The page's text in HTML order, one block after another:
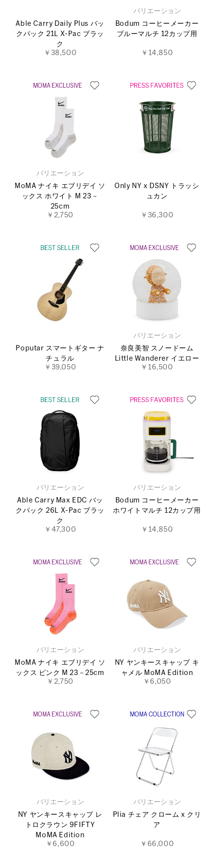
Able Carry Daily Plus バッ
クパック 21L X-Pac ブラッ
ク
￥38,500
バリエーション
Bodum コーヒーメーカー
ブルーマルチ 12カップ用
￥14,850
バリエーション
MoMA ナイキ エブリデイ ソ
ックス ホワイト M 23－
25cm
￥2,750
Only NY x DSNY トラッシ
ュカン
￥36,300
Poputar スマートギター ナ
チュラル
￥39,050
バリエーション
奈良美智 スノードーム
Little Wanderer イエロー
￥16,500
バリエーション
Able Carry Max EDC バッ
クパック 26L X-Pac ブラッ
ク
￥47,300
バリエーション
Bodum コーヒーメーカー
ホワイトマルチ 12カップ用
￥14,850
バリエーション
MoMA ナイキ エブリデイ ソ
ックス ピンク M 23－25cm
￥2,750
バリエーション
NY ヤンキースキャップ キ
ャメル MoMA Edition
￥6,050
バリエーション
NY ヤンキースキャップ レ
トロクラウン 9FIFTY
MoMA Edition
￥6,600
バリエーション
Plia チェア クローム x クリ
ア
￥66,000